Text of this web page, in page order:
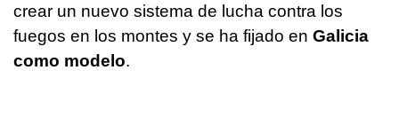
crear un nuevo sistema de lucha contra los
fuegos en los montes y se ha fijado en Galicia
como modelo.